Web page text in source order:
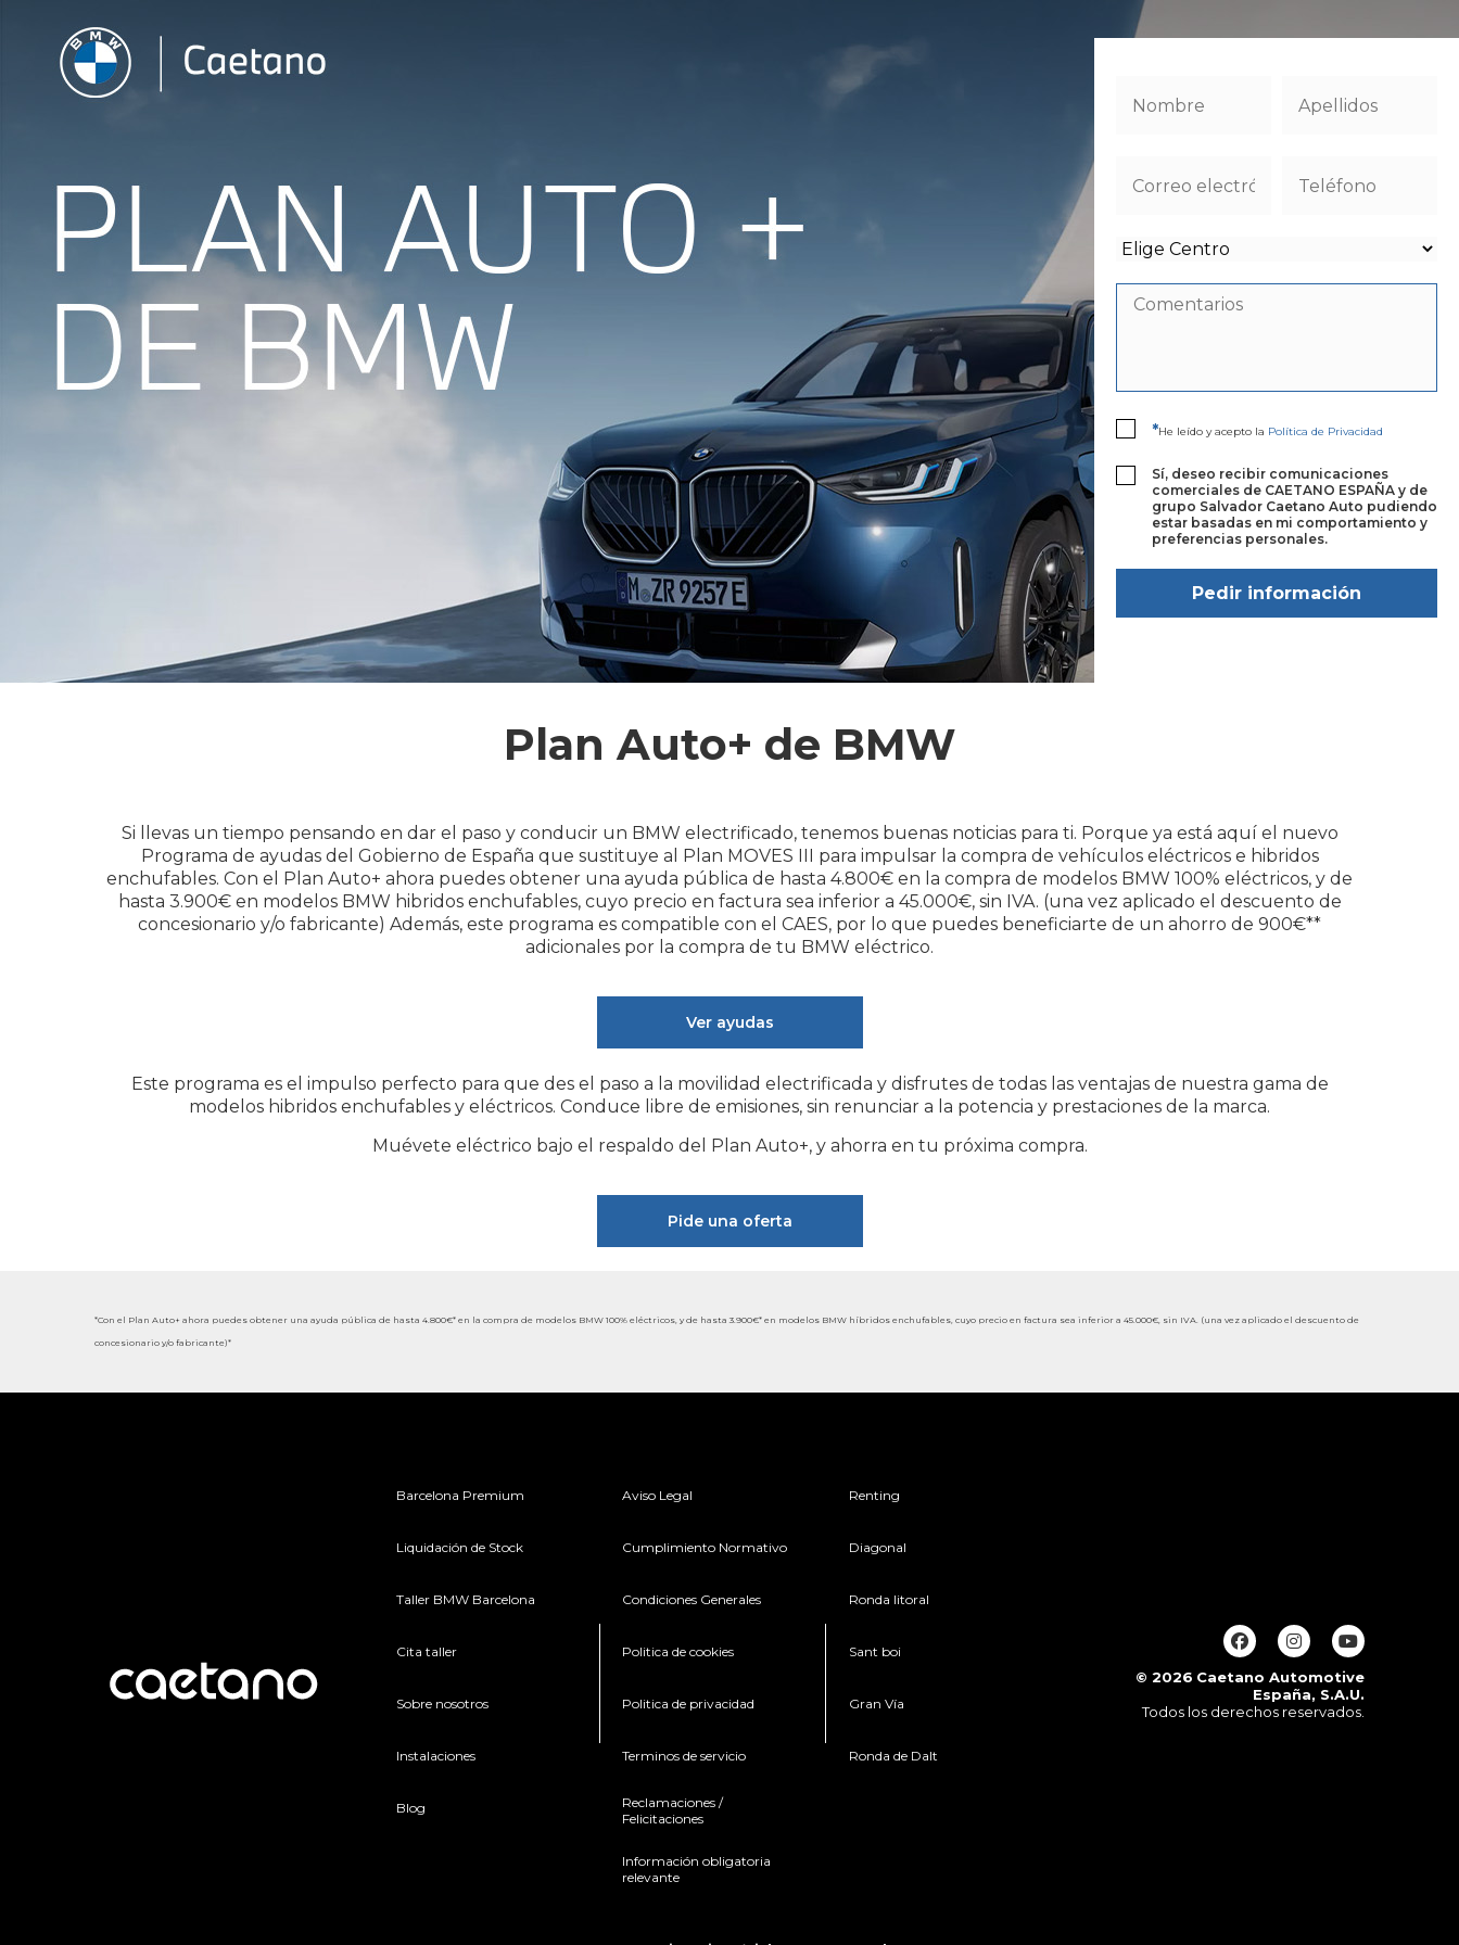
*He leído y acepto la Política de Privacidad
Sí­, deseo recibir comunicaciones
comerciales de CAETANO ESPAÑA y de
grupo Salvador Caetano Auto pudiendo
estar basadas en mi comportamiento y
preferencias personales.
Plan Auto+ de BMW
Si llevas un tiempo pensando en dar el paso y conducir un BMW electrificado, tenemos buenas noticias para ti. Porque ya está aquí el nuevo
Programa de ayudas del Gobierno de España que sustituye al Plan MOVES III para impulsar la compra de vehículos eléctricos e hibridos
enchufables. Con el Plan Auto+ ahora puedes obtener una ayuda pública de hasta 4.800€ en la compra de modelos BMW 100% eléctricos, y de
hasta 3.900€ en modelos BMW hibridos enchufables, cuyo precio en factura sea inferior a 45.000€, sin IVA. (una vez aplicado el descuento de
concesionario y/o fabricante) Además, este programa es compatible con el CAES, por lo que puedes beneficiarte de un ahorro de 900€**
adicionales por la compra de tu BMW eléctrico.
Ver ayudas
Este programa es el impulso perfecto para que des el paso a la movilidad electrificada y disfrutes de todas las ventajas de nuestra gama de
modelos hibridos enchufables y eléctricos. Conduce libre de emisiones, sin renunciar a la potencia y prestaciones de la marca.
Muévete eléctrico bajo el respaldo del Plan Auto+, y ahorra en tu próxima compra.
Pide una oferta
*Con el Plan Auto+ ahora puedes obtener una ayuda pública de hasta 4.800€* en la compra de modelos BMW 100% eléctricos, y de hasta 3.900€* en modelos BMW híbridos enchufables, cuyo precio en factura sea inferior a 45.000€, sin IVA. (una vez aplicado el descuento de
concesionario y/o fabricante)*
Barcelona Premium
Liquidación de Stock
Taller BMW Barcelona
Cita taller
Sobre nosotros
Instalaciones
Blog
Aviso Legal
Cumplimiento Normativo
Condiciones Generales
Politica de cookies
Politica de privacidad
Terminos de servicio
Reclamaciones /
Felicitaciones
Información obligatoria
relevante
Renting
Diagonal
Ronda litoral
Sant boi
Gran Vía
Ronda de Dalt
© 2026 Caetano Automotive
España, S.A.U.
Todos los derechos reservados.